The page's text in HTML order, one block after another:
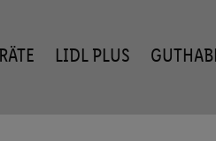
LIDL PLUS